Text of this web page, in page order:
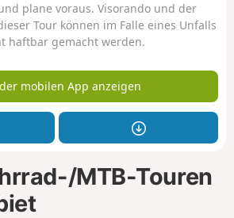
plane voraus. Visorando und der
Tour können im Falle eines Unfalls
haftbar gemacht werden.
mobilen App anzeigen
MTB-Touren